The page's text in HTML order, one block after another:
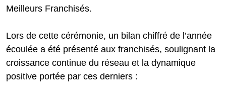
Meilleurs Franchisés.
Lors de cette cérémonie, un bilan chiffré de l’année
écoulée a été présenté aux franchisés, soulignant la
croissance continue du réseau et la dynamique
positive portée par ces derniers :